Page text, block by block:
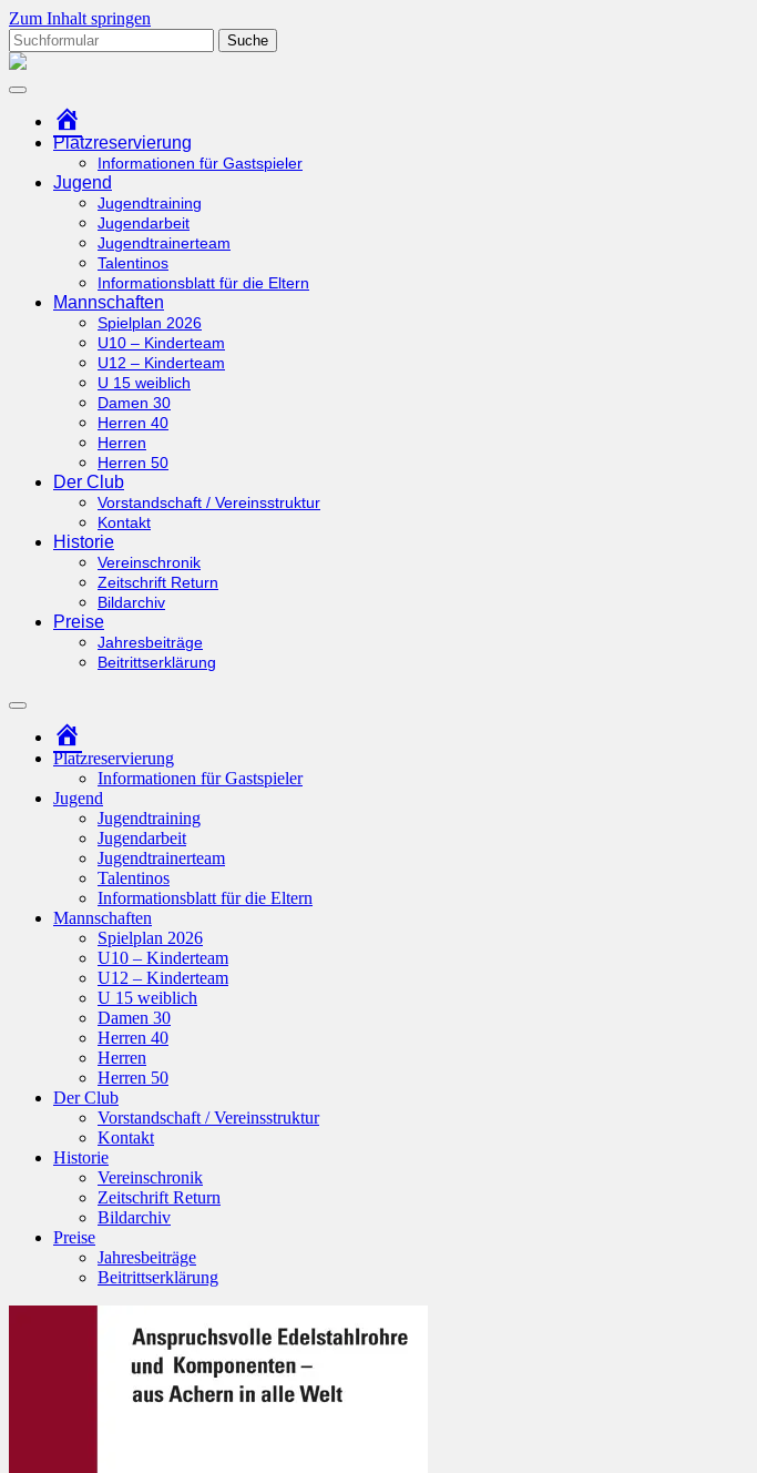
Zum Inhalt springen
Suchen
nach:tcottenhoefen.de
Platzreservierung
Informationen für Gastspieler
Jugend
Jugendtraining
Jugendarbeit
Jugendtrainerteam
Talentinos
Informationsblatt für die Eltern
Mannschaften
Spielplan 2026
U10 – Kinderteam
U12 – Kinderteam
U 15 weiblich
Damen 30
Herren 40
Herren
Herren 50
Der Club
Vorstandschaft / Vereinsstruktur
Kontakt
Historie
Vereinschronik
Zeitschrift Return
Bildarchiv
Preise
Jahresbeiträge
Beitrittserklärung
Suchfeld
ein-/ausblenden
Platzreservierung
Informationen für Gastspieler
Jugend
Jugendtraining
Jugendarbeit
Jugendtrainerteam
Talentinos
Informationsblatt für die Eltern
Mannschaften
Spielplan 2026
U10 – Kinderteam
U12 – Kinderteam
U 15 weiblich
Damen 30
Herren 40
Herren
Herren 50
Der Club
Vorstandschaft / Vereinsstruktur
Kontakt
Historie
Vereinschronik
Zeitschrift Return
Bildarchiv
Preise
Jahresbeiträge
Beitrittserklärung